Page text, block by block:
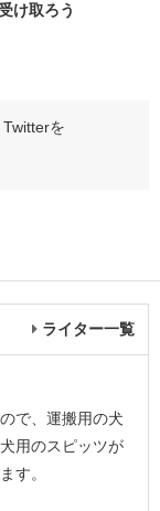
け取ろう
ライター一覧
で、運搬用の犬
用のスピッツが
す。